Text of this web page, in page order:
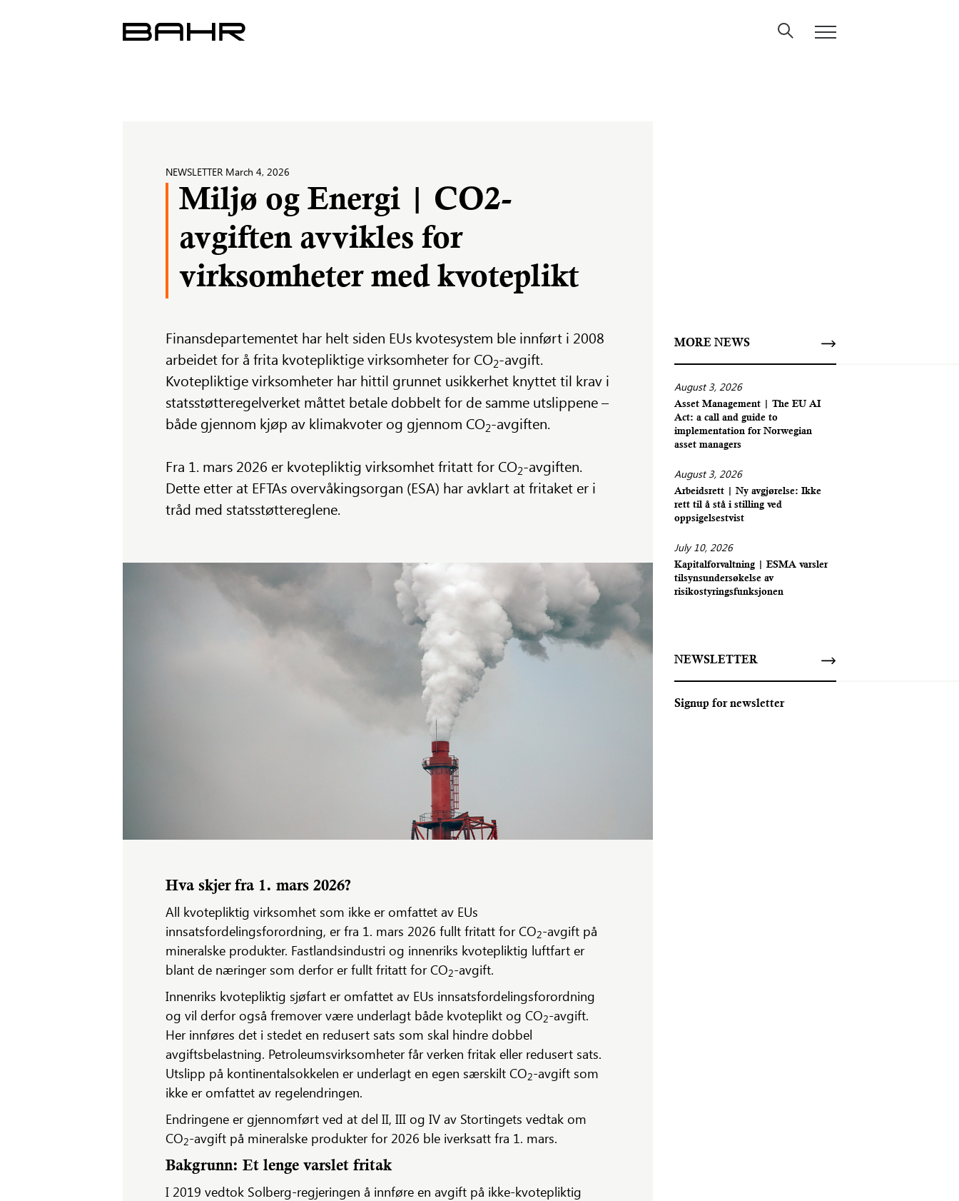
NEWSLETTER March 4, 2026
Miljø og Energi | CO2-
avgiften avvikles for
virksomheter med kvoteplikt
Finansdepartementet har helt siden EUs kvotesystem ble innført i 2008
arbeidet for å frita kvotepliktige virksomheter for CO2-avgift.
Kvotepliktige virksomheter har hittil grunnet usikkerhet knyttet til krav i
statsstøtteregelverket måttet betale dobbelt for de samme utslippene –
både gjennom kjøp av klimakvoter og gjennom CO2-avgiften.
Fra 1. mars 2026 er kvotepliktig virksomhet fritatt for CO2-avgiften.
Dette etter at EFTAs overvåkingsorgan (ESA) har avklart at fritaket er i
tråd med statsstøttereglene.
Hva skjer fra 1. mars 2026?
All kvotepliktig virksomhet som ikke er omfattet av EUs
innsatsfordelingsforordning, er fra 1. mars 2026 fullt fritatt for CO2-avgift på
mineralske produkter. Fastlandsindustri og innenriks kvotepliktig luftfart er
blant de næringer som derfor er fullt fritatt for CO2-avgift.
Innenriks kvotepliktig sjøfart er omfattet av EUs innsatsfordelingsforordning
og vil derfor også fremover være underlagt både kvoteplikt og CO2-avgift.
Her innføres det i stedet en redusert sats som skal hindre dobbel
avgiftsbelastning. Petroleumsvirksomheter får verken fritak eller redusert sats.
Utslipp på kontinentalsokkelen er underlagt en egen særskilt CO2-avgift som
ikke er omfattet av regelendringen.
Endringene er gjennomført ved at del II, III og IV av Stortingets vedtak om
CO2-avgift på mineralske produkter for 2026 ble iverksatt fra 1. mars.
Bakgrunn: Et lenge varslet fritak
I 2019 vedtok Solberg-regjeringen å innføre en avgift på ikke-kvotepliktig
MORE NEWS
August 3, 2026
Asset Management | The EU AI
Act: a call and guide to
implementation for Norwegian
asset managers
August 3, 2026
Arbeidsrett | Ny avgjørelse: Ikke
rett til å stå i stilling ved
oppsigelsestvist
July 10, 2026
Kapitalforvaltning | ESMA varsler
tilsynsundersøkelse av
risikostyringsfunksjonen
NEWSLETTER
Signup for newsletter